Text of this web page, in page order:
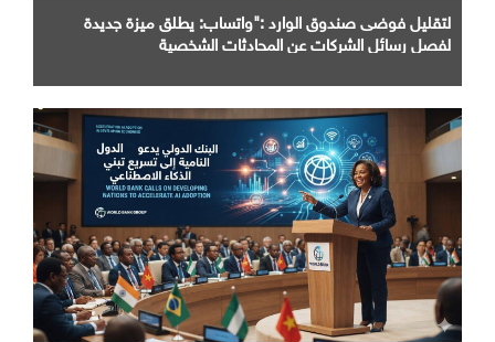
لتقليل فوضى صندوق الوارد :"واتساب: يطلق ميزة جديدة
لفصل رسائل الشركات عن المحادثات الشخصية